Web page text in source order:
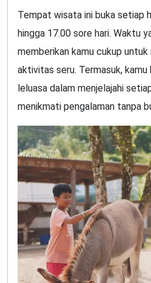
Tempat wisata ini buka setiap
hingga 17.00 sore hari. Waktu
memberikan kamu cukup
aktivitas seru. Termasuk, kamu
leluasa dalam menjelajahi
menikmati pengalaman tanpa